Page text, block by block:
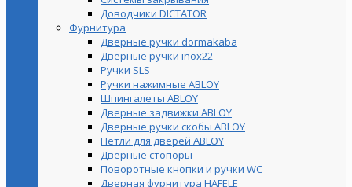
Доводчики DICTATOR
Фурнитура
Дверные ручки dormakaba
Дверные ручки inox22
Ручки SLS
Ручки нажимные ABLOY
Шпингалеты ABLOY
Дверные задвижки ABLOY
Дверные ручки скобы ABLOY
Петли для дверей ABLOY
Дверные стопоры
Поворотные кнопки и ручки WC
Дверная фурнитура HAFELE